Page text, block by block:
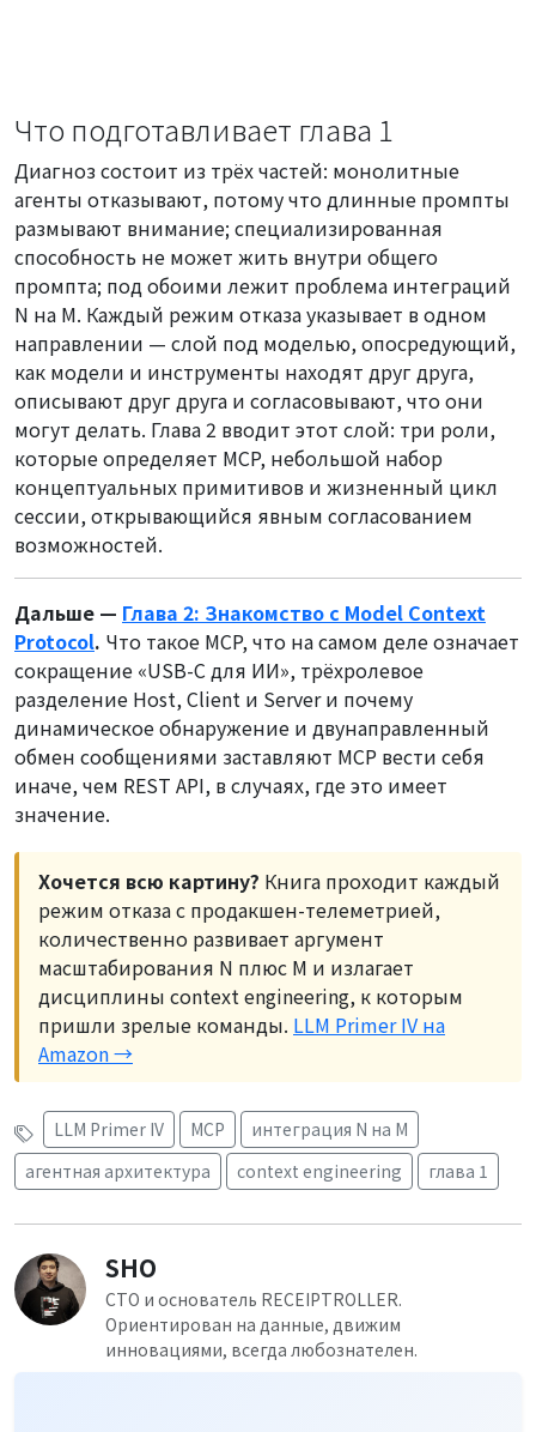
Что подготавливает глава 1
Диагноз состоит из трёх частей: монолитные
агенты отказывают, потому что длинные промпты
размывают внимание; специализированная
способность не может жить внутри общего
промпта; под обоими лежит проблема интеграций
N на M. Каждый режим отказа указывает в одном
направлении — слой под моделью, опосредующий,
как модели и инструменты находят друг друга,
описывают друг друга и согласовывают, что они
могут делать. Глава 2 вводит этот слой: три роли,
которые определяет MCP, небольшой набор
концептуальных примитивов и жизненный цикл
сессии, открывающийся явным согласованием
возможностей.
Дальше — Глава 2: Знакомство с Model Context
Protocol. Что такое MCP, что на самом деле означает
сокращение «USB-C для ИИ», трёхролевое
разделение Host, Client и Server и почему
динамическое обнаружение и двунаправленный
обмен сообщениями заставляют MCP вести себя
иначе, чем REST API, в случаях, где это имеет
значение.
Хочется всю картину? Книга проходит каждый
режим отказа с продакшен-телеметрией,
количественно развивает аргумент
масштабирования N плюс M и излагает
дисциплины context engineering, к которым
пришли зрелые команды. LLM Primer IV на
Amazon →
LLM Primer IV MCP
интеграция N на M
агентная архитектура
context engineering глава 1
SHO
CTO и основатель RECEIPTROLLER.
Ориентирован на данные, движим
инновациями, всегда любознателен.